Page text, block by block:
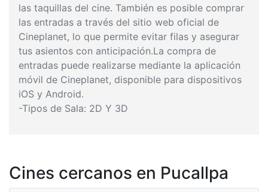
las taquillas del cine. También es posible comprar
las entradas a través del sitio web oficial de
Cineplanet, lo que permite evitar filas y asegurar
tus asientos con anticipación.La compra de
entradas puede realizarse mediante la aplicación
móvil de Cineplanet, disponible para dispositivos
iOS y Android.
-Tipos de Sala: 2D Y 3D
Cines cercanos en Pucallpa